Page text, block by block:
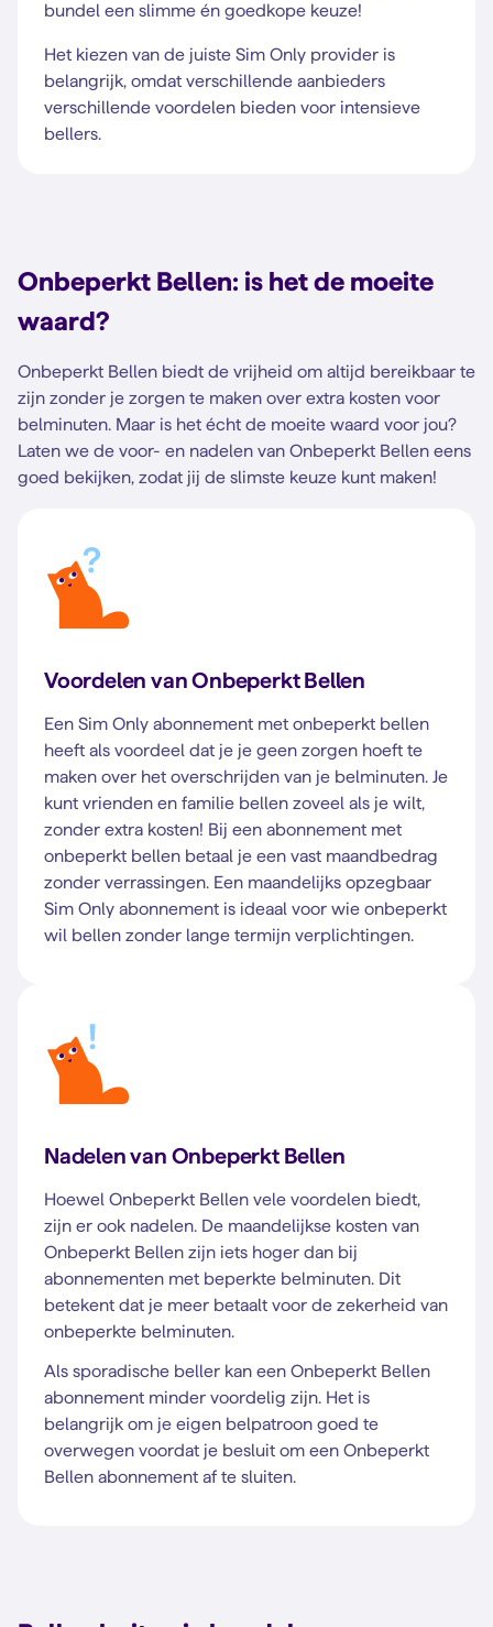
bundel een slimme én goedkope keuze!
Het kiezen van de juiste Sim Only provider is
belangrijk, omdat verschillende aanbieders
verschillende voordelen bieden voor intensieve
bellers.
Onbeperkt Bellen: is het de moeite
waard?
Onbeperkt Bellen biedt de vrijheid om altijd bereikbaar te
zijn zonder je zorgen te maken over extra kosten voor
belminuten. Maar is het écht de moeite waard voor jou?
Laten we de voor- en nadelen van Onbeperkt Bellen eens
goed bekijken, zodat jij de slimste keuze kunt maken!
Voordelen van Onbeperkt Bellen
Een Sim Only abonnement met onbeperkt bellen
heeft als voordeel dat je je geen zorgen hoeft te
maken over het overschrijden van je belminuten. Je
kunt vrienden en familie bellen zoveel als je wilt,
zonder extra kosten! Bij een abonnement met
onbeperkt bellen betaal je een vast maandbedrag
zonder verrassingen. Een maandelijks opzegbaar
Sim Only abonnement is ideaal voor wie onbeperkt
wil bellen zonder lange termijn verplichtingen.
Nadelen van Onbeperkt Bellen
Hoewel Onbeperkt Bellen vele voordelen biedt,
zijn er ook nadelen. De maandelijkse kosten van
Onbeperkt Bellen zijn iets hoger dan bij
abonnementen met beperkte belminuten. Dit
betekent dat je meer betaalt voor de zekerheid van
onbeperkte belminuten.
Als sporadische beller kan een Onbeperkt Bellen
abonnement minder voordelig zijn. Het is
belangrijk om je eigen belpatroon goed te
overwegen voordat je besluit om een Onbeperkt
Bellen abonnement af te sluiten.